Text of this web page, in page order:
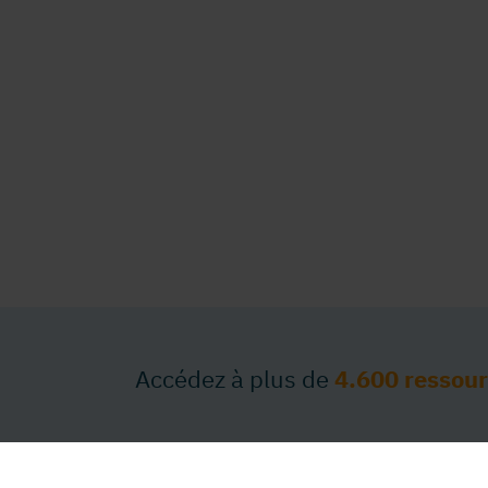
Accédez à plus de 4.600